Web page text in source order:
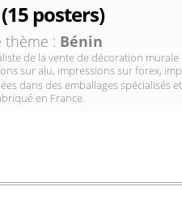
posters)
thème : Bénin
de la vente de décoration
sur alu, impressions sur forex,
dans des emballages
en France.